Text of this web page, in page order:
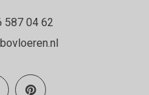
587 04 62